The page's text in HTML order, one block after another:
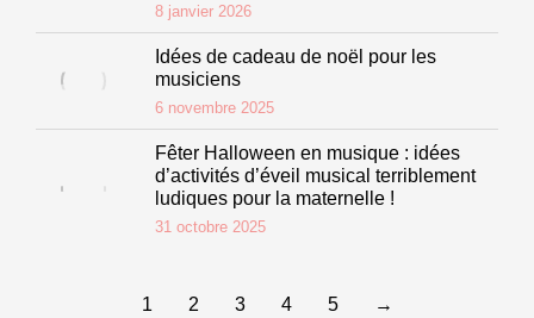
8 janvier 2026
Idées de cadeau de noël pour les
musiciens
6 novembre 2025
Fêter Halloween en musique : idées
d’activités d’éveil musical terriblement
ludiques pour la maternelle !
31 octobre 2025
1 2 3 4 5 →